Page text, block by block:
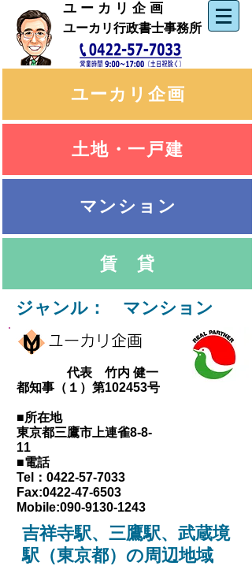
​ユ ー カ リ 企 画
ユーカリ行政書士事務所
​ユーカリ企画
土地・一戸建
マンション
賃 貸
ジャンル： マンション
ユーカリ企画
代表 竹内 健一
都知事（１）第102453号
■所在地
東京都三鷹市上連雀8-8-
11
■電話
Tel：0422-57-7033
Fax:0422-47-6503
Mobile:090-9130-1243
吉祥寺駅、三鷹駅、武蔵境
駅（東京都）の周辺地域